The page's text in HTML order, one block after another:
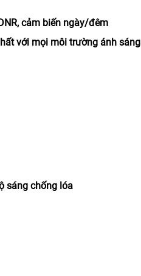
cảm biến ngày/đêm
với mọi môi trường ánh sáng
sáng chống lóa